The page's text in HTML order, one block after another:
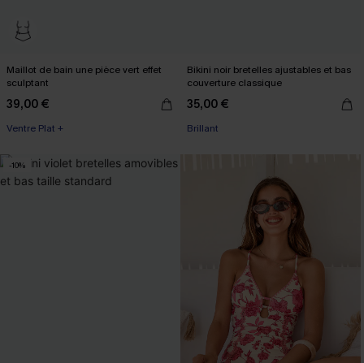
Maillot de bain une pièce vert effet
sculptant
39,00 €
Ventre Plat +
Bikini noir bretelles ajustables et bas
couverture classique
35,00 €
Brillant
-10%